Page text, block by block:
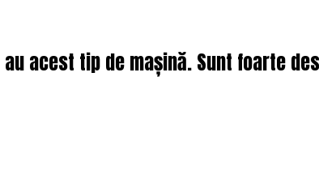
acest tip de mașină. Sunt foarte